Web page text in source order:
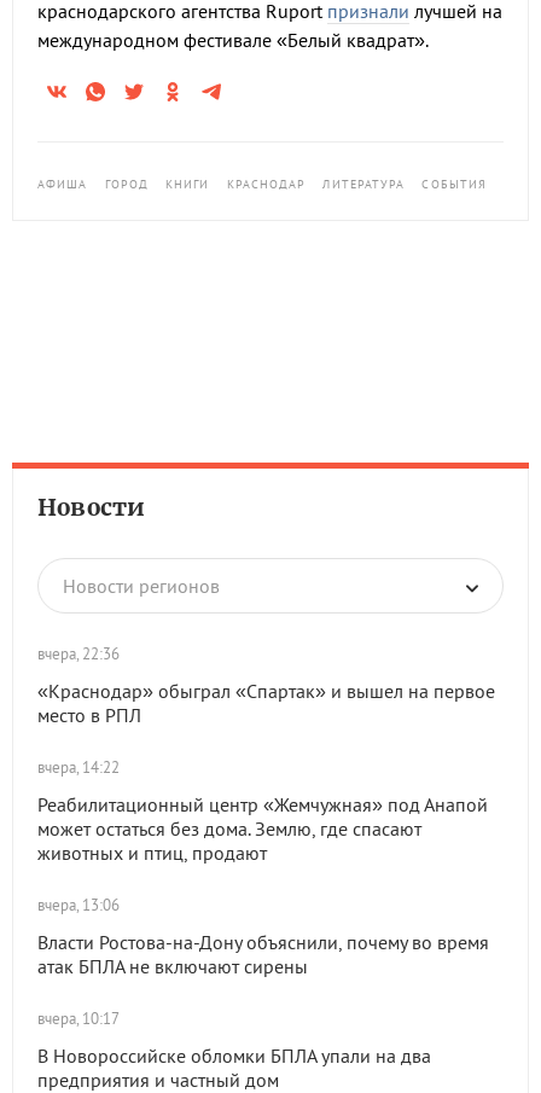
краснодарского агентства Ruport признали лучшей на
международном фестивале «Белый квадрат».
АФИША ГОРОД КНИГИ КРАСНОДАР ЛИТЕРАТУРА СОБЫТИЯ
Новости
Новости регионов
вчера, 22:36
«Краснодар» обыграл «Спартак» и вышел на первое
место в РПЛ
вчера, 14:22
Реабилитационный центр «Жемчужная» под Анапой
может остаться без дома. Землю, где спасают
животных и птиц, продают
вчера, 13:06
Власти Ростова-на-Дону объяснили, почему во время
атак БПЛА не включают сирены
вчера, 10:17
В Новороссийске обломки БПЛА упали на два
предприятия и частный дом